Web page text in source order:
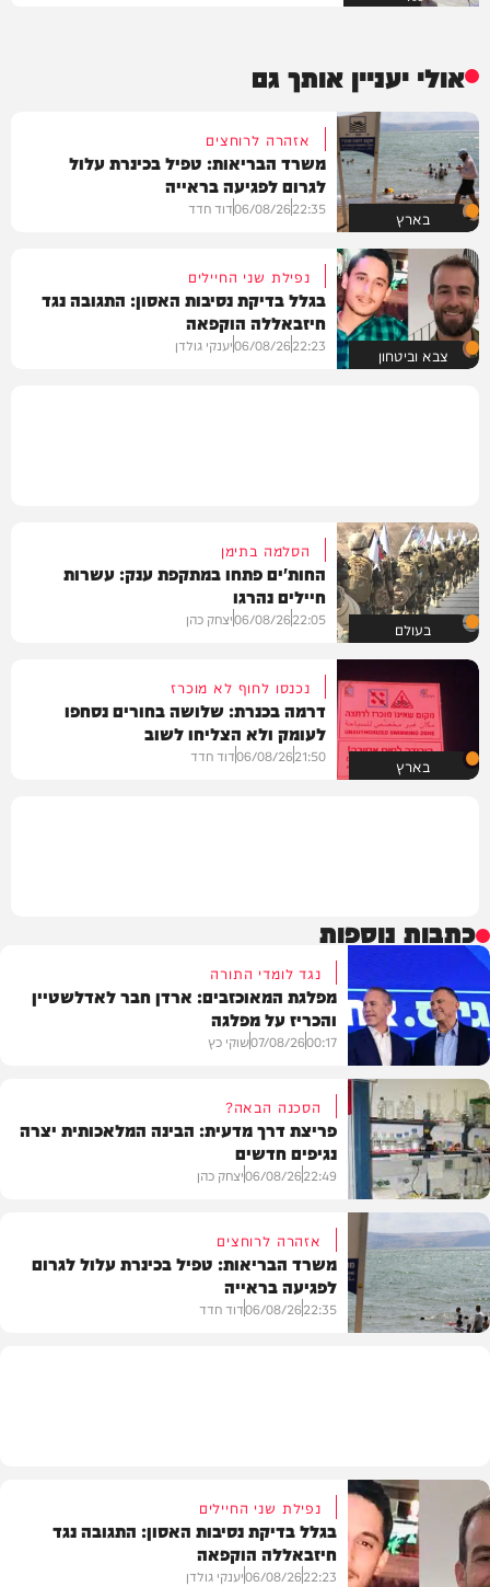
אולי יעניין אותך גם
בארץ
אזהרה לרוחצים
משרד הבריאות: טפיל בכינרת עלול
לגרום לפגיעה בראייה
22:35
06/08/26דוד חדד
צבא וביטחון
נפילת שני החיילים
בגלל בדיקת נסיבות האסון: התגובה נגד
חיזבאללה הוקפאה
22:23
06/08/26יענקי גולדן
בעולם
הסלמה בתימן
החות'ים פתחו במתקפת ענק: עשרות
חיילים נהרגו
22:05
06/08/26יצחק כהן
בארץ
נכנסו לחוף לא מוכרז
דרמה בכנרת: שלושה בחורים נסחפו
לעומק ולא הצליחו לשוב
21:50
06/08/26דוד חדד
כתבות נוספות
פוליטי
נגד לומדי התורה
מפלגת המאוכזבים: ארדן חבר לאדלשטיין
והכריז על מפלגה
00:17
07/08/26שוקי כץ
בריאות
הסכנה הבאה?
פריצת דרך מדעית: הבינה המלאכותית יצרה
נגיפים חדשים
22:49
06/08/26יצחק כהן
אזהרה לרוחצים
משרד הבריאות: טפיל בכינרת עלול לגרום
לפגיעה בראייה
22:35
06/08/26דוד חדד
נפילת שני החיילים
בגלל בדיקת נסיבות האסון: התגובה נגד
חיזבאללה הוקפאה
22:23
06/08/26יענקי גולדן